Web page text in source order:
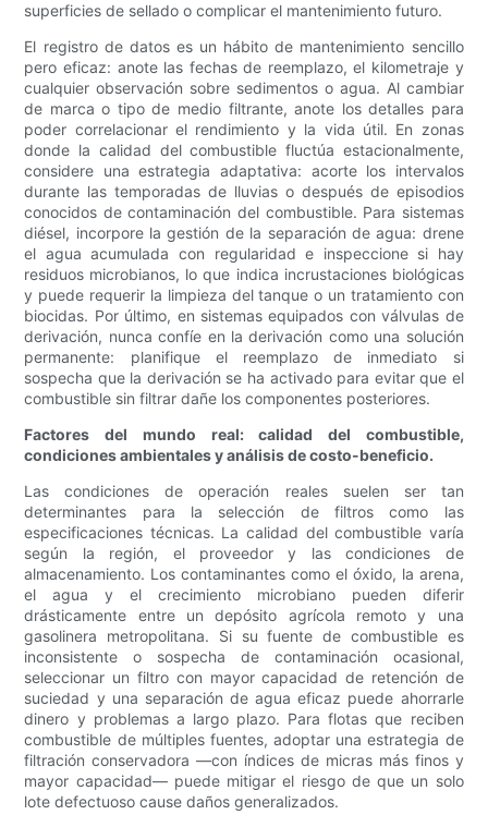
superficies de sellado o complicar el mantenimiento futuro.
El registro de datos es un hábito de mantenimiento sencillo
pero eficaz: anote las fechas de reemplazo, el kilometraje y
cualquier observación sobre sedimentos o agua. Al cambiar
de marca o tipo de medio filtrante, anote los detalles para
poder correlacionar el rendimiento y la vida útil. En zonas
donde la calidad del combustible fluctúa estacionalmente,
considere una estrategia adaptativa: acorte los intervalos
durante las temporadas de lluvias o después de episodios
conocidos de contaminación del combustible. Para sistemas
diésel, incorpore la gestión de la separación de agua: drene
el agua acumulada con regularidad e inspeccione si hay
residuos microbianos, lo que indica incrustaciones biológicas
y puede requerir la limpieza del tanque o un tratamiento con
biocidas. Por último, en sistemas equipados con válvulas de
derivación, nunca confíe en la derivación como una solución
permanente: planifique el reemplazo de inmediato si
sospecha que la derivación se ha activado para evitar que el
combustible sin filtrar dañe los componentes posteriores.
Factores del mundo real: calidad del combustible,
condiciones ambientales y análisis de costo-beneficio.
Las condiciones de operación reales suelen ser tan
determinantes para la selección de filtros como las
especificaciones técnicas. La calidad del combustible varía
según la región, el proveedor y las condiciones de
almacenamiento. Los contaminantes como el óxido, la arena,
el agua y el crecimiento microbiano pueden diferir
drásticamente entre un depósito agrícola remoto y una
gasolinera metropolitana. Si su fuente de combustible es
inconsistente o sospecha de contaminación ocasional,
seleccionar un filtro con mayor capacidad de retención de
suciedad y una separación de agua eficaz puede ahorrarle
dinero y problemas a largo plazo. Para flotas que reciben
combustible de múltiples fuentes, adoptar una estrategia de
filtración conservadora —con índices de micras más finos y
mayor capacidad— puede mitigar el riesgo de que un solo
lote defectuoso cause daños generalizados.